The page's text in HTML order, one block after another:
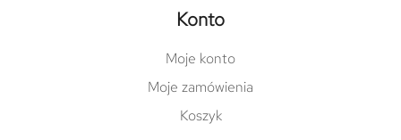
Konto
Moje konto
Moje zamówienia
Koszyk